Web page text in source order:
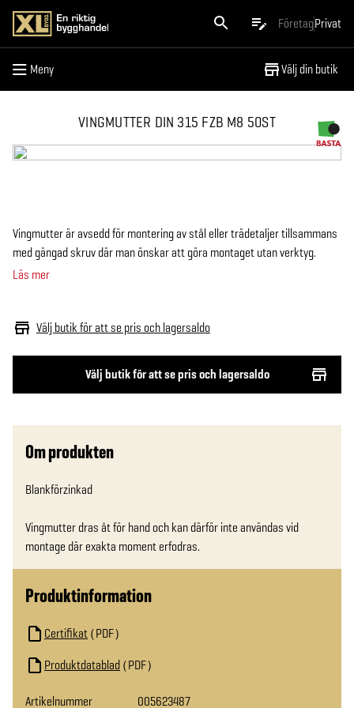
FöretagPrivat
Meny Välj din butik
Meny
VINGMUTTER DIN 315 FZB M8 50ST
Välj butik för att se pris och lagersaldo
Välj butik för att se pris och lagersaldo
Vingmutter är avsedd för montering av stål eller trädetaljer tillsammans
med gängad skruv där man önskar att göra montaget utan verktyg.
Läs mer
Om produkten
Blankförzinkad
Vingmutter dras åt för hand och kan därför inte användas vid
montage där exakta moment erfodras.
Produktinformation
Certifikat PDF
Produktdatablad PDF
Artikelnummer 005623487